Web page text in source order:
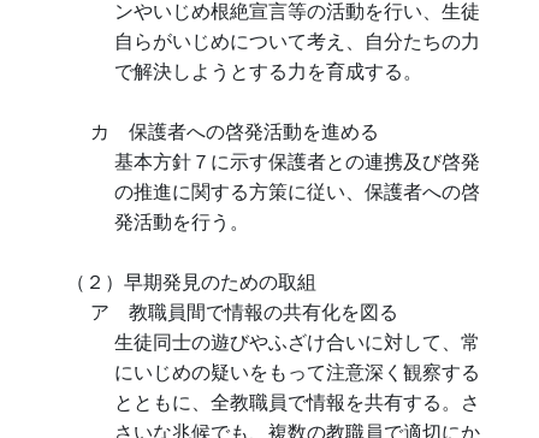
ンやいじめ根絶宣言等の活動を行い、生徒
自らがいじめについて考え、自分たちの力
で解決しようとする力を育成する。
カ 保護者への啓発活動を進める
基本方針７に示す保護者との連携及び啓発
の推進に関する方策に従い、保護者への啓
発活動を行う。
（２）早期発見のための取組
ア 教職員間で情報の共有化を図る
生徒同士の遊びやふざけ合いに対して、常
にいじめの疑いをもって注意深く観察する
とともに、全教職員で情報を共有する。さ
さいな兆候でも、複数の教職員で適切にか